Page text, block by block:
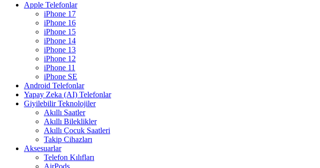
Apple Telefonlar
iPhone 17
iPhone 16
iPhone 15
iPhone 14
iPhone 13
iPhone 12
iPhone 11
iPhone SE
Android Telefonlar
Yapay Zeka (AI) Telefonlar
Giyilebilir Teknolojiler
Akıllı Saatler
Akıllı Bileklikler
Akıllı Çocuk Saatleri
Takip Cihazları
Aksesuarlar
Telefon Kılıfları
AirPods